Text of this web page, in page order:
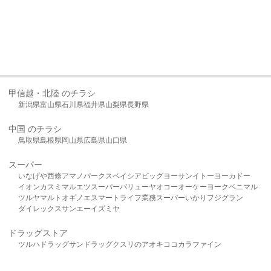
甲信越・北陸 のチラシ
新潟県富山県石川県福井県山梨県長野県
中国 のチラシ
鳥取県島根県岡山県広島県山口県
スーパー
いなげや西條アマノパークスベイシア ビッグヨーサンイトーヨーカドー
イオンカスミ マルエツスーパーバリューヤオコーオーケー ヨークベニマル
ツルヤマルト オギノ エスマート ライフ業務スーパーいかり フジグラン
ダイレックスサンエーイズミヤ
ドラッグストア
ツルハドラッグサンドラッグクスリのアオキ ココカラファイン